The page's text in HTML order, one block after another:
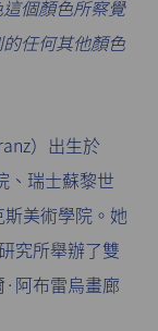
個顏色所察覺
任何其他顏色
）出生於
、瑞士蘇黎世
美術學院。她
究所舉辦了雙
·阿布雷烏畫廊